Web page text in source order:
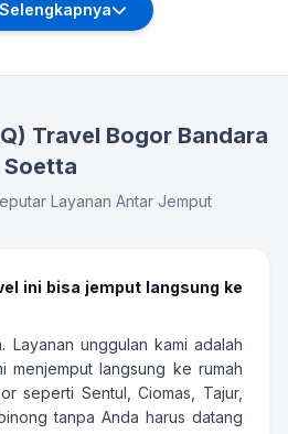
Travel Bogor Bandara
Soetta
Layanan Antar Jemput
ini bisa jemput langsung ke
Layanan unggulan kami adalah
menjemput langsung ke rumah
seperti Sentul, Ciomas, Tajur,
tanpa Anda harus datang